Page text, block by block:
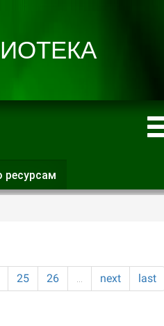
ресурсам
вкладка)
25 26 … next last